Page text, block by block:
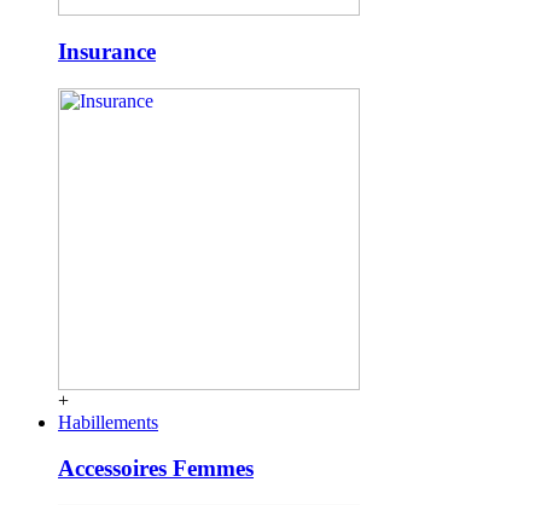
Insurance
+
Habillements
Accessoires Femmes